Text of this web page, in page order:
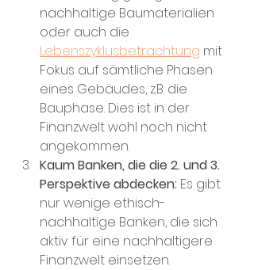
nachhaltige Baumaterialien
oder auch die
Lebenszyklusbetrachtung mit
Fokus auf sämtliche Phasen
eines Gebäudes, z.B. die
Bauphase. Dies ist in der
Finanzwelt wohl noch nicht
angekommen.
Kaum Banken, die die 2. und 3.
Perspektive abdecken: Es gibt
nur wenige ethisch-
nachhaltige Banken, die sich
aktiv für eine nachhaltigere
Finanzwelt einsetzen.